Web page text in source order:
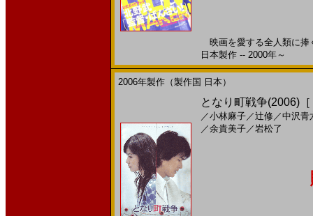
映画を愛する全人類に
日本製作 -- 2000年～
2006年製作（製作国 日本）
となり町戦争(2006)
／小林麻子／辻修／中沢青
／余貴美子／岩松了